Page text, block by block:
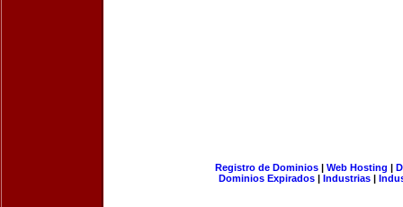
Registro de Dominios| Web Hosting |
Dominios Expirados | Industrias |